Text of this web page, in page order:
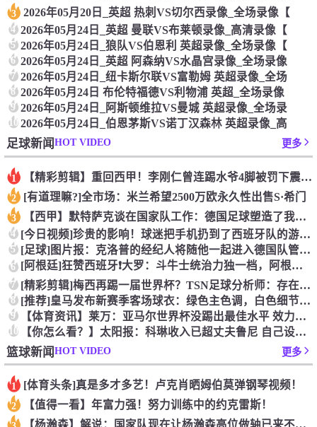
3 2026年05月20日_英超 热刺VS切尔西录像_全场录像【
4 2026年05月24日_英超 曼联VS布莱顿录像_高清录像【
5 2026年05月24日_狼队VS伯恩利 英超录像_全场录像【
6 2026年05月24日_英超 阿森纳VS水晶宫录像_全场录像
7 2026年05月24日_纽卡斯尔联VS富勒姆 英超录像_全场
8 2026年05月24日 布伦特福德VS利物浦 英超_全场录像
9 2026年05月24日_阿斯顿维拉VS曼城 英超录像_全场录
102026年05月24日_伯恩茅斯VS诺丁汉森林 英超录像_高
足球新闻HOT VIDEO 更多
1 【精彩剪辑】重回西甲！李刚仁曾连踢水爷4脚被罚下震惊足坛
2 [有道理嘛?]全市场：米兰希望2500万欧永久性出售S·希门
3 【西甲】默特萨克谈在国家队工作：德国足球塑造了我的人生，感谢
4 [今日视频]珍贵的影响！球迷把手机扔到了西班牙队的游行大巴上
5 [足球]图片报：克洛普的经纪人将随他一起进入德国队管理团队
6 [阿根廷]狂赞西班牙❗大罗：斗牛士统治力独一档，阿根廷有梅西
7 [精彩剪辑]梅西再踢一届世界杯？TSN足球分析师：存在可能性
8 [推荐]皇马发布新赛季客场球衣：绿色主色调，白色细节+经典肩
9 【体育资讯】莱万：亚马尔世界杯没踢出最佳水平 效力过巴萨后就
10 【你怎么看？】太阳报：科琳收入已超丈夫鲁尼 自己设计服装8岁
篮球新闻HOT VIDEO 更多
1 [体育头条]真是多才多艺！卢克肖晒姆伯莫弹钢琴视频！
2 【值得一看】年富力强！努力训练中的约克雷斯！